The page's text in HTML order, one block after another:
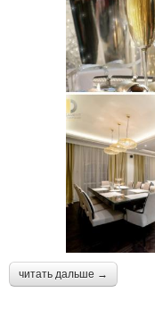
читать дальше →